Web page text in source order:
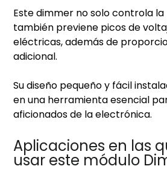
Este dimmer no solo controla
también previene picos de
eléctricas, además de
adicional.
Su diseño pequeño y fácil
en una herramienta esencial
aficionados de la electrónica.
Aplicaciones en las
usar este módulo